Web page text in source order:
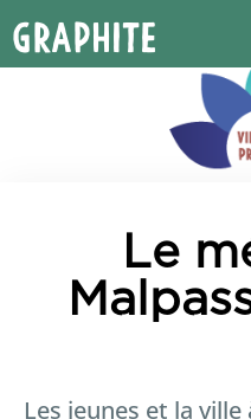
Graphite
Le
Les jeunes et la